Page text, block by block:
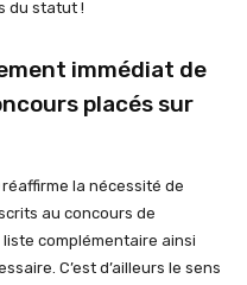
du statut !
immédiat de
placés sur
réaffirme la nécessité de
au concours de
complémentaire ainsi
C’est d’ailleurs le sens